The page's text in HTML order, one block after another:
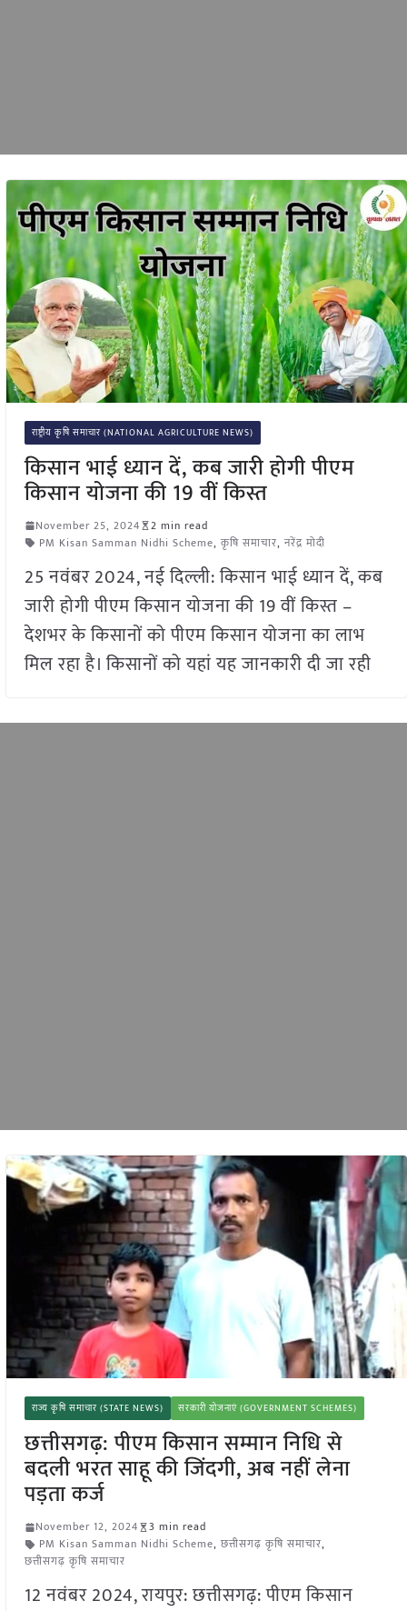
राष्ट्रीय कृषि समाचार (NATIONAL AGRICULTURE NEWS)
किसान भाई ध्यान दें, कब जारी होगी पीएम
किसान योजना की 19 वीं किस्त
November 25, 2024
2 min read
PM Kisan Samman Nidhi Scheme, कृषि समाचार, नरेंद्र मोदी
25 नवंबर 2024, नई दिल्ली: किसान भाई ध्यान दें, कब
जारी होगी पीएम किसान योजना की 19 वीं किस्त –
देशभर के किसानों को पीएम किसान योजना का लाभ
मिल रहा है। किसानों को यहां यह जानकारी दी जा रही
राज्य कृषि समाचार (STATE NEWS) सरकारी योजनाएं (GOVERNMENT SCHEMES)
छत्तीसगढ़: पीएम किसान सम्मान निधि से
बदली भरत साहू की जिंदगी, अब नहीं लेना
पड़ता कर्ज
November 12, 2024
3 min read
PM Kisan Samman Nidhi Scheme, छत्तीसगढ़ कृषि समाचार,
छत्तीसगढ़ कृषि समाचार
12 नवंबर 2024, रायपुर: छत्तीसगढ़: पीएम किसान